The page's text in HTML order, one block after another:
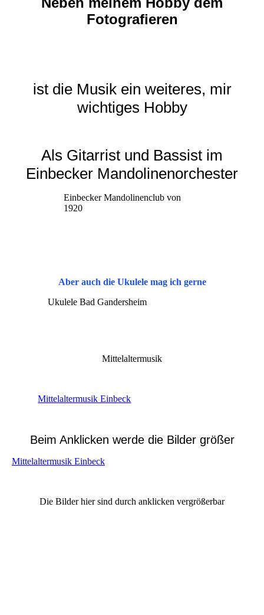
Fotografieren
ist die Musik ein weiteres, mir
wichtiges Hobby
Als Gitarrist und Bassist im
Einbecker Mandolinenorchester
Einbecker Mandolinenclub von
1920
Aber auch die Ukulele mag ich gerne
Ukulele Bad Gandersheim
Mittelaltermusik
Mittelaltermusik Einbeck
Beim Anklicken werde die Bilder größer
Mittelaltermusik Einbeck
Die Bilder hier sind durch anklicken vergrößerbar